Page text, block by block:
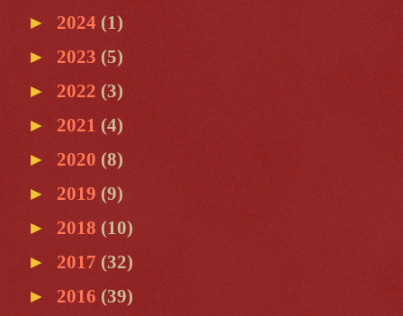
► 2024 (1)
► 2023 (5)
► 2022 (3)
► 2021 (4)
► 2020 (8)
► 2019 (9)
► 2018 (10)
► 2017 (32)
► 2016 (39)